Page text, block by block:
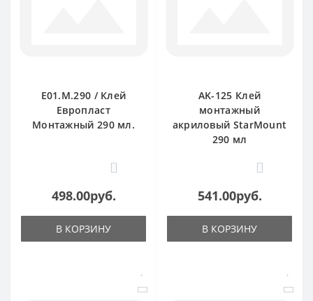
E01.M.290 / Клей
Европласт
Монтажный 290 мл.
0
498.00руб.
В КОРЗИНУ
AK-125 Клей
монтажный
акриловый StarMount
290 мл
0
541.00руб.
В КОРЗИНУ